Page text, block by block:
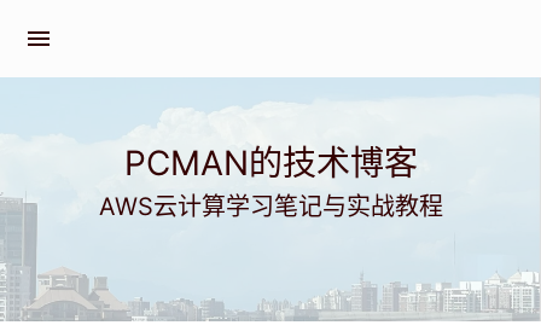
menu
PCMAN的技术博客
AWS云计算学习笔记与实战教程